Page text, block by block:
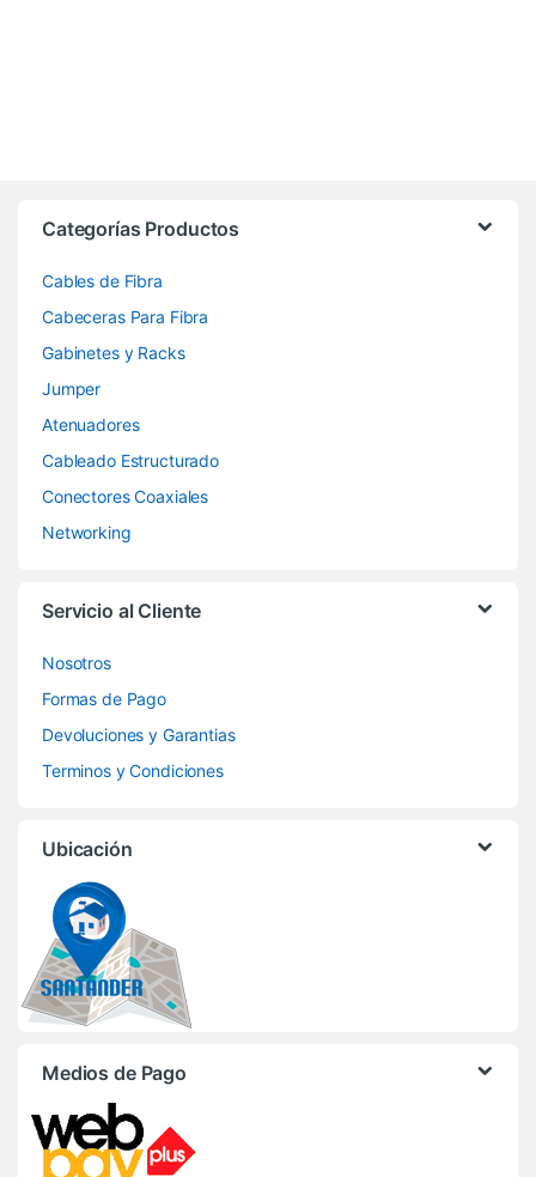
Categorías Productos
Cables de Fibra
Cabeceras Para Fibra
Gabinetes y Racks
Jumper
Atenuadores
Cableado Estructurado
Conectores Coaxiales
Networking
Servicio al Cliente
Nosotros
Formas de Pago
Devoluciones y Garantias
Terminos y Condiciones
Ubicación
Medios de Pago